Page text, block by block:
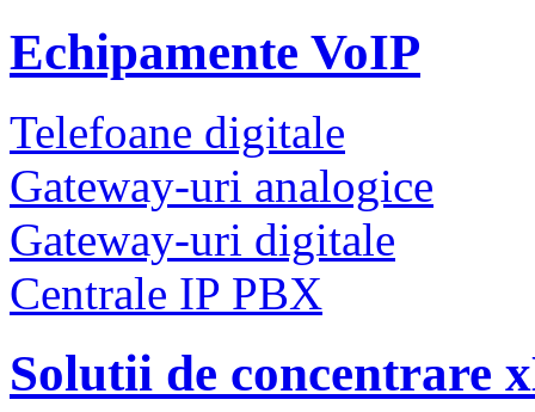
Echipamente VoIP
Telefoane digitale
Gateway-uri analogice
Gateway-uri digitale
Centrale IP PBX
Solutii de concentrare